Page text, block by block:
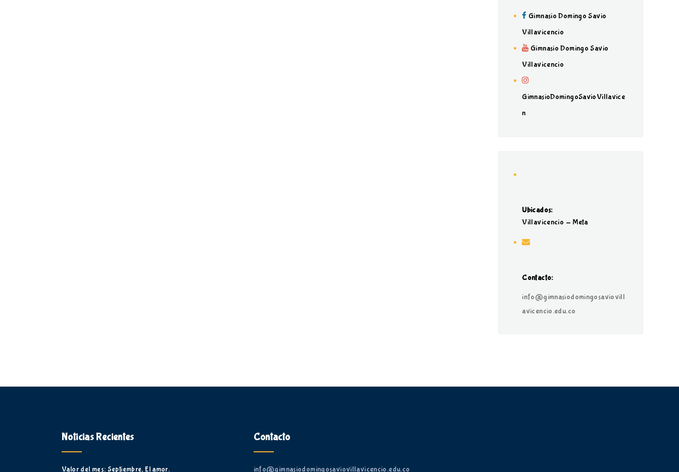
Gimnasio Domingo Savio
Villavicencio
Gimnasio Domingo Savio
Villavicencio
GimnasioDomingoSavioVillavice
n
Ubicados:
Villavicencio - Meta
Contacto:
info@gimnasiodomingosaviovill
avicencio.edu.co
Noticias Recientes
Valor del mes: Septiembre, El amor.
Contacto
info@gimnasiodomingosaviovillavicencio.edu.co